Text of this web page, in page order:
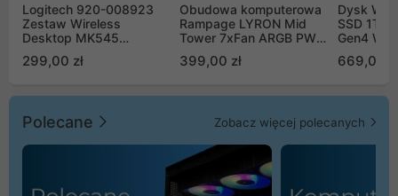
Logitech 920-008923
Zestaw Wireless
Desktop MK545
299,00 zł
Obudowa komputerowa
Rampage LYRON Mid
Tower 7xFan ARGB PWM
399,00 zł
Dysk WD
SSD 1TB
Gen4
669,00
Polecane Zobacz więcej polecanych